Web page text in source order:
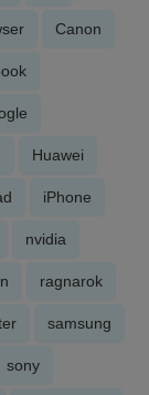
Canon
Huawei
iPhone
nvidia
ragnarok
samsung
sony